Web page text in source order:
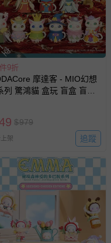
身衣物、泳裝、襪子、地
與背巾、包屁衣、學習
、擠乳器、哺乳衣、托腹
「不可拆封」，或具警
退換貨 & 退款問題
本島。如您位於離島地
品需加收離島運費。廠商
遠地區、樓層親送等加價
9折
摩達客 - MIO幻想
列 驚鴻貓 盒玩 盲盒 盲抽
$979
上架 追蹤